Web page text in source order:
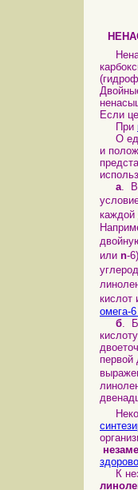
Если
При
О
и
а. В
каждой
или n
кислот
омега-
б.
первой
К